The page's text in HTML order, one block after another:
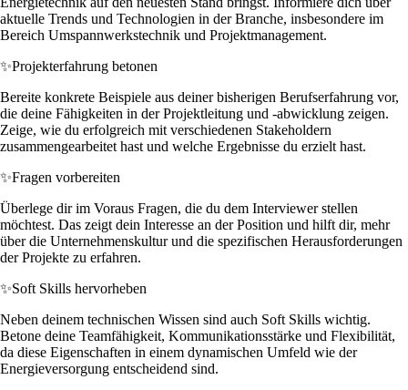
aktuelle Trends und Technologien in der Branche, insbesondere im
Bereich Umspannwerkstechnik und Projektmanagement.
✨Projekterfahrung betonen
Bereite konkrete Beispiele aus deiner bisherigen Berufserfahrung vor,
die deine Fähigkeiten in der Projektleitung und -abwicklung zeigen.
Zeige, wie du erfolgreich mit verschiedenen Stakeholdern
zusammengearbeitet hast und welche Ergebnisse du erzielt hast.
✨Fragen vorbereiten
Überlege dir im Voraus Fragen, die du dem Interviewer stellen
möchtest. Das zeigt dein Interesse an der Position und hilft dir, mehr
über die Unternehmenskultur und die spezifischen Herausforderungen
der Projekte zu erfahren.
✨Soft Skills hervorheben
Neben deinem technischen Wissen sind auch Soft Skills wichtig.
Betone deine Teamfähigkeit, Kommunikationsstärke und Flexibilität,
da diese Eigenschaften in einem dynamischen Umfeld wie der
Energieversorgung entscheidend sind.